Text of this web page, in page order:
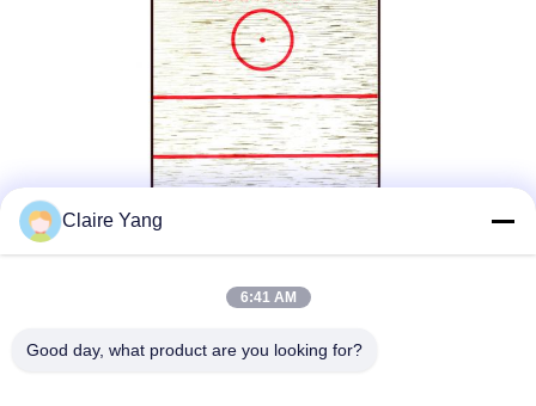
Claire Yang
6:41 AM
Good day, what product are you looking for?